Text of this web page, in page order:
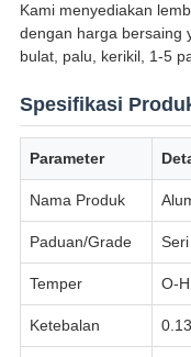
Kami menyediakan
dengan harga bersaing
bulat, palu, kerikil, 1-5
Spesifikasi
Parameter
Nama Produk
Paduan/Grade
Temper O-
Ketebalan